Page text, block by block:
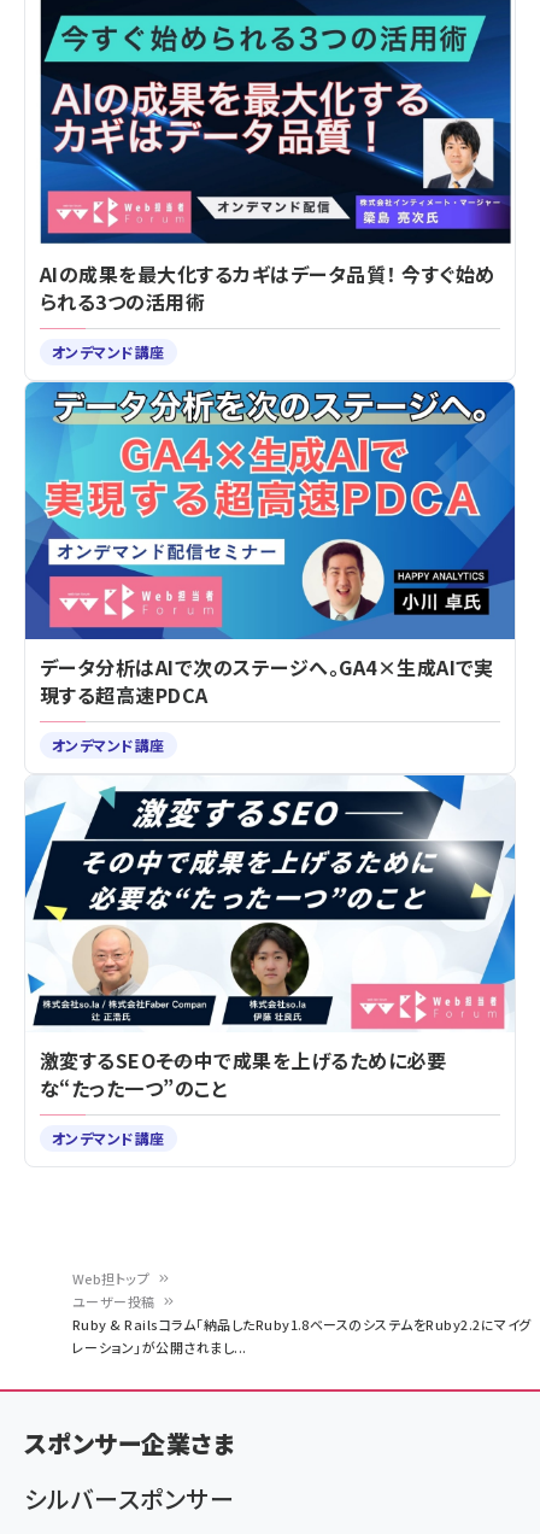
く
ず
Web担トップ
ユーザー投稿
Ruby & Railsコラム「納品したRuby1.8ベースのシステムをRuby2.2にマイグ
レーション」が公開されまし...
AIの成果を最大化するカギはデータ品質！ 今すぐ始め
られる3つの活用術
オンデマンド講座
データ分析はAIで次のステージへ。GA4×生成AIで実
現する超高速PDCA
オンデマンド講座
激変するSEO――その中で成果を上げるために必要
な“たった一つ”のこと
オンデマンド講座
スポンサー企業さま
シルバースポンサー